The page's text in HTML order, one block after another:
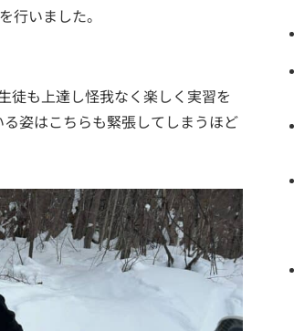
行いました。
徒も上達し怪我なく楽しく実習を
姿はこちらも緊張してしまうほど